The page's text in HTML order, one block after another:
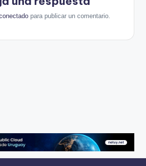
para publicar un comentario.